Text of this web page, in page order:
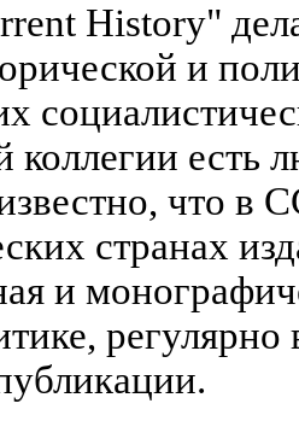
History"
и
коллегии есть
что в
странах
и